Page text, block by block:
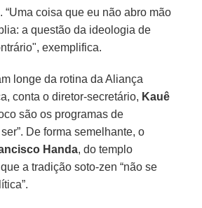
“Uma coisa que eu não abro mão
a questão da ideologia de
exemplifica.
longe da rotina da Aliança
conta o diretor-secretário, Kauê
são os programas de
De forma semelhante, o
Handa, do templo
a tradição soto-zen “não se